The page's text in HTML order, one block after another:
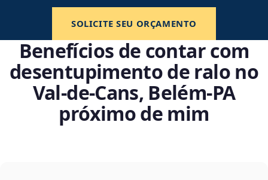
SOLICITE SEU ORÇAMENTO
Benefícios de contar com
desentupimento de ralo no
Val-de-Cans, Belém‑PA
próximo de mim